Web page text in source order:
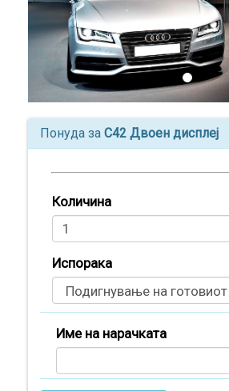
Производи
Кошничка
Нарачки
Понуда за C42 Двоен дисплеј
Количина
Испорака
Име на нарачката